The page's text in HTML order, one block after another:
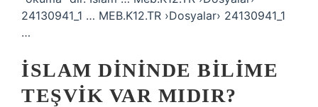
24130941_1 … MEB.K12.TR ›Dosyalar› 24130941_1
…
İSLAM DININDE BILIME
TEŞVIK VAR MIDIR?